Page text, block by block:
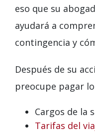
eso que su
ayudará a
contingencia y
Después de su
preocupe pagar
Cargos de la
Tarifas del